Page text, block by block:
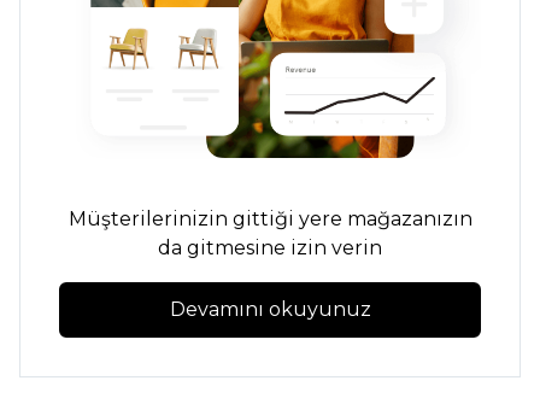
Müşterilerinizin gittiği yere mağazanızın
da gitmesine izin verin
Devamını okuyunuz